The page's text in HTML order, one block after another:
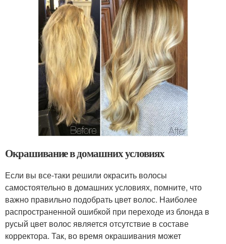
Окрашивание в домашних условиях
Если вы все-таки решили окрасить волосы
самостоятельно в домашних условиях, помните, что
важно правильно подобрать цвет волос. Наиболее
распространенной ошибкой при переходе из блонда в
русый цвет волос является отсутствие в составе
корректора. Так, во время окрашивания может